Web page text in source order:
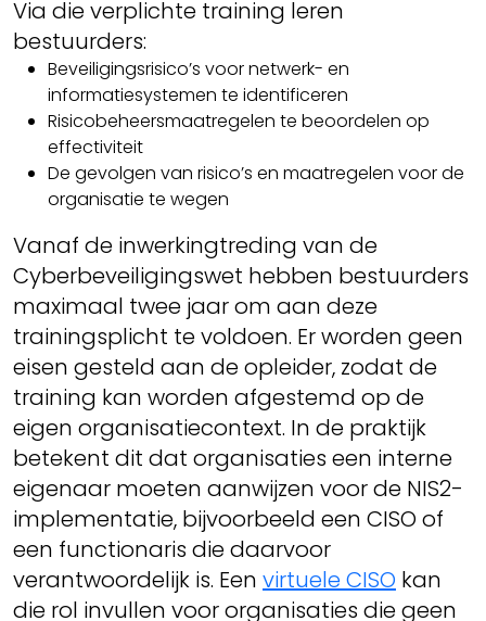
Via die verplichte training leren
bestuurders:
Beveiligingsrisico’s voor netwerk- en
informatiesystemen te identificeren
Risicobeheersmaatregelen te beoordelen op
effectiviteit
De gevolgen van risico’s en maatregelen voor de
organisatie te wegen
Vanaf de inwerkingtreding van de
Cyberbeveiligingswet hebben bestuurders
maximaal twee jaar om aan deze
trainingsplicht te voldoen. Er worden geen
eisen gesteld aan de opleider, zodat de
training kan worden afgestemd op de
eigen organisatiecontext. In de praktijk
betekent dit dat organisaties een interne
eigenaar moeten aanwijzen voor de NIS2-
implementatie, bijvoorbeeld een CISO of
een functionaris die daarvoor
verantwoordelijk is. Een virtuele CISO kan
die rol invullen voor organisaties die geen